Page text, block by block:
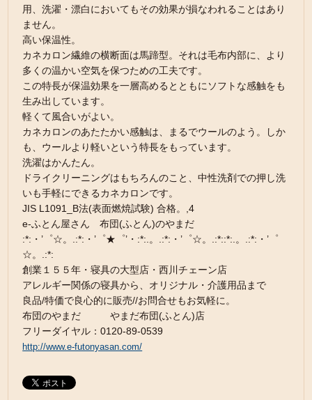
用、洗濯・漂白においてもその効果が損なわれることはあり
ません。
高い保温性。
カネカロン繊維の横断面は馬蹄型。それは毛布内部に、より
多くの温かい空気を保つための工夫です。
この特長が保温効果を一層高めるとともにソフトな感触をも
生み出しています。
軽くて風合いがよい。
カネカロンのあたたかい感触は、まるでウールのよう。しか
も、ウールより軽いという特長をもっています。
洗濯はかんたん。
ドライクリーニングはもちろんのこと、中性洗剤での押し洗
いも手軽にできるカネカロンです。
JIS L1091_B法(表面燃焼試験) 合格。,4
e-ふとん屋さん 布団(ふとん)のやまだ
:*:・’゜☆。.:*:・’゜★゜’・:*:.。.:*:・’゜☆。.:*::*:.。.:*:・’゜
☆。.:*:
創業１５５年・寝具の大型店・西川チェーン店
アレルギー関係の寝具から、オリジナル・介護用品まで
良品/特価で良心的に販売//お問合せもお気軽に。
布団のやまだ やまだ布団(ふとん)店
フリーダイヤル：0120-89-0539
http://www.e-futonyasan.com/